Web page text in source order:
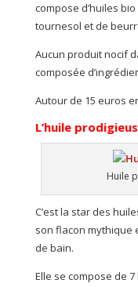
compose d’huiles
tournesol et de
Aucun produit nocif
composée
Autour de 15 euros
L’huile
Huile
C’est la star des
son flacon mythique
de bain.
Elle se compose de